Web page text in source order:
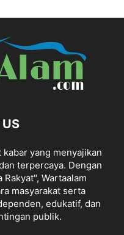
yang menyajikan
terpercaya. Dengan
Wartaalam
masyarakat serta
edukatif, dan
publik.